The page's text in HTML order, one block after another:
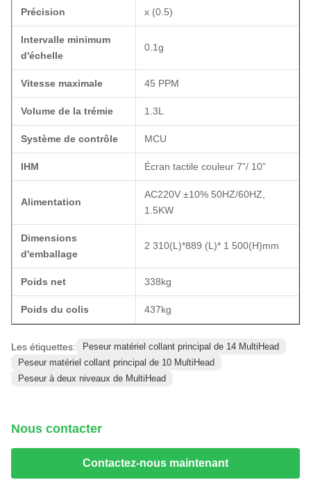
Précision x (0.5)
Intervalle minimum
d'échelle
0.1g
Vitesse maximale 45 PPM
Volume de la trémie 1.3L
Système de contrôle MCU
IHM Écran tactile couleur 7”/ 10”
Alimentation
AC220V ±10% 50HZ/60HZ,
1.5KW
Dimensions
d'emballage
2 310(L)*889 (L)* 1 500(H)mm
Poids net 338kg
Poids du colis 437kg
Les étiquettes:
Peseur matériel collant principal de 14 MultiHead
Peseur matériel collant principal de 10 MultiHead
Peseur à deux niveaux de MultiHead
Nous contacter
Contactez-nous maintenant